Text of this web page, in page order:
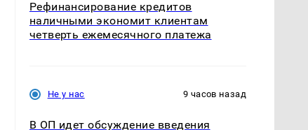
Рефинансирование кредитов
наличными экономит клиентам
четверть ежемесячного платежа
Не у нас 9 часов назад
В ОП идет обсуждение введения